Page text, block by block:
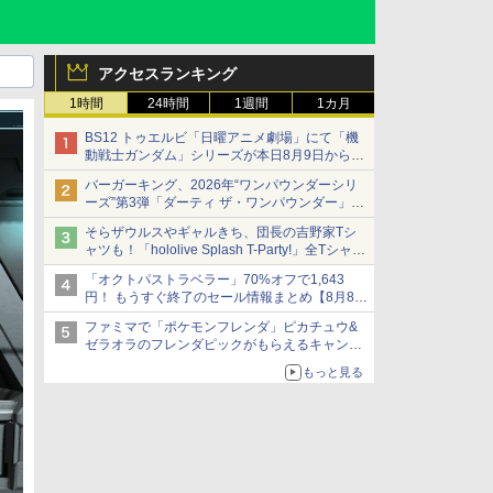
アクセスランキング
1時間 24時間 1週間 1カ月
BS12 トゥエルビ「日曜アニメ劇場」にて「機
動戦士ガンダム」シリーズが本日8月9日から8
週連続で放送
初回は「機動戦士ガンダム【HDリマスター
版】」
バーガーキング、2026年“ワンパウンダーシリ
ーズ”第3弾「ダーティ ザ・ワンパウンダー」を
8月7日発売
「特製ガーリックマヨソース」を使用した超大
型チーズバーガー
そらザウルスやギャルきち、団長の吉野家Tシ
ャツも！「hololive Splash T-Party!」全Tシャツ
ラインナップ公開＆オンライン販売開始
「オクトパストラベラー」70%オフで1,643
円！ もうすぐ終了のセール情報まとめ【8月8日
更新】
ニンテンドーeショップでは「大神 絶景版」が
67%オフで990円
ファミマで「ポケモンフレンダ」ピカチュウ&
ゼラオラのフレンダピックがもらえるキャンペ
もっと見る